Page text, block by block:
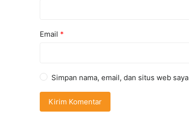
Email *
Simpan nama, email, dan situs web